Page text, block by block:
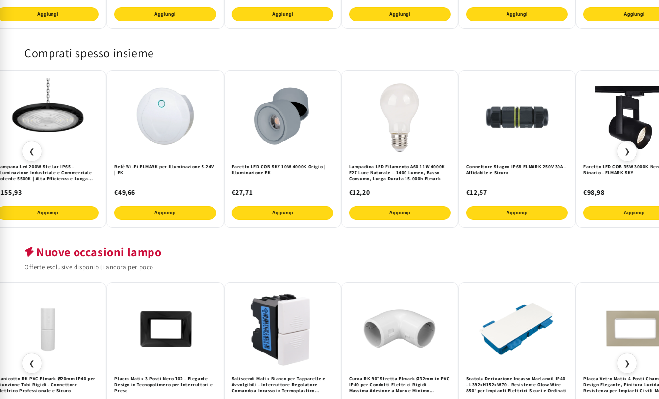
Aggiungi Aggiungi Aggiungi Aggiungi Aggiungi Aggiungi
Comprati spesso insieme
❮
Led 200W Stellar IP65 -
Industriale e Commerciale
5500K | Alta Efficienza e Lunga
Aggiungi
Relè Wi-Fi ELMARK per Illuminazione 5-24V
| EK
€49,66
Aggiungi
Faretto LED COB SKY 10W 4000K Grigio |
Illuminazione EK
€27,71
Aggiungi
Lampadina LED Filamento A60 11W 4000K
E27 Luce Naturale – 1400 Lumen, Basso
Consumo, Lunga Durata 15.000h Elmark
€12,20
Aggiungi
Connettore Stagno IP68 ELMARK 250V 30A -
Affidabile e Sicuro
€12,57
Aggiungi
Faretto LED COB 35W 3000K
Binario - ELMARK SKY
€98,98
Aggiungi
❯
Nuove occasioni lampo
Offerte esclusive disponibili ancora per poco
❮
RK PVC Elmark Ø20mm IP40 per
Tubi Rigidi - Connettore
Professionale e Sicuro
Placca Matix 3 Posti Nero T02 - Elegante
Design in Tecnopolimero per Interruttori e
Prese
Saliscendi Matix Bianco per Tapparelle e
Avvolgibili - Interruttore Regolatore
Comando a Incasso in Termoplastico
Curva RK 90° Stretta Elmark Ø32mm in PVC
IP40 per Condotti Elettrici Rigidi –
Massima Adesione a Muro e Minimo
Scatola Derivazione Incasso Marlanvil IP40
- L392xH152xW70 - Resistente Glow Wire
850° per Impianti Elettrici Sicuri e Ordinati
Placca Vetro Matix 4 Posti
Design Elegante, Finitura
Resistenza per Impianti Civili
❯